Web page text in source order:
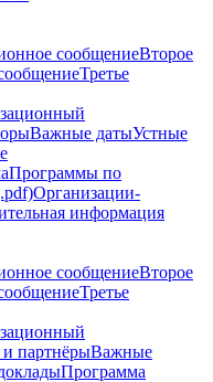
сообщениеВторое
Третье
Важные датыУстные
Программы по
Организации-
информация
сообщениеВторое
Третье
партнёрыВажные
Программа